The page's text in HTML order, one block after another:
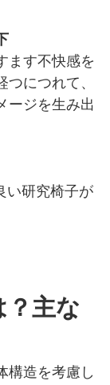
ます不快感を
につれて、
ージを生み出
？主な
構造を考慮し